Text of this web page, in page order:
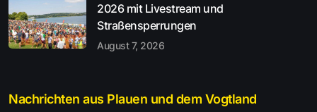
2026 mit Livestream und
Straßensperrungen
August 7, 2026
Nachrichten aus Plauen und dem Vogtland